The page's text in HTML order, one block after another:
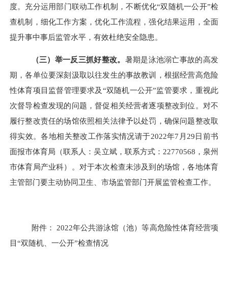
度。充分运用部门联动工作机制，不断优化“双随机一公开”检
查机制，细化工作方案，优化工作流程，强化结果运用，全面
提升事中事后监管水平，有效杜绝安全隐患。
（三）举一反三抓好整改。 暑期是泳池溺亡事故的高发
期，各单位要深刻汲取以往发生的事故教训， 根据经营高危险
性体育项目监督管理要求及“双随机一公开”监管要求，重视此
次督导检查发现的问题 ，督促相关经营者逐项整改到位。对不
履行整改责任的场馆依照相关法律予以处罚，确保问题整改取
得实效。各地相关整改工作落实情况请于2022年7 月 29日前书
面报市体育局（联系人：吴立斌，联系方式： 22770568 ，泉州
市体育局产业科）。 对于本次检查未涉及到的场馆，各地体育
主管部门要主动协同卫生、市场监管部门开展监管检查工作。
附件： 2022年公共游泳馆（池）等高危险性体育经营项
目“双随机、一公开”检查情况